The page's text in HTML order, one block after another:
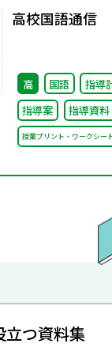
高校国語通信
高 国語
指導
指導案
指導資料
授業プリント・ワークシー
立つ資料集